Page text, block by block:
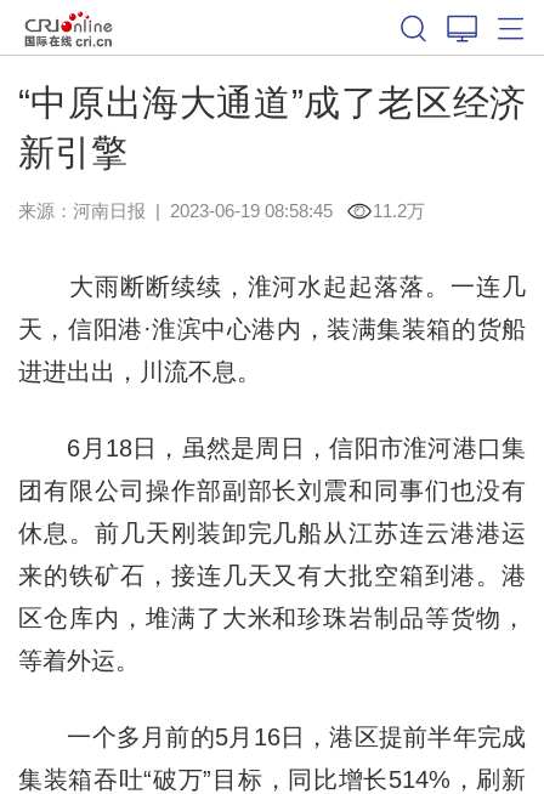
“中原出海大通道”成了老区经济
新引擎
来源： 河南日报 | 2023-06-19 08:58:45 11.2万
大雨断断续续，淮河水起起落落。一连几
天，信阳港·淮滨中心港内，装满集装箱的货船
进进出出，川流不息。
6月18日，虽然是周日，信阳市淮河港口集
团有限公司操作部副部长刘震和同事们也没有
休息。前几天刚装卸完几船从江苏连云港港运
来的铁矿石，接连几天又有大批空箱到港。港
区仓库内，堆满了大米和珍珠岩制品等货物，
等着外运。
一个多月前的5月16日，港区提前半年完成
集装箱吞吐“破万”目标，同比增长514%，刷新